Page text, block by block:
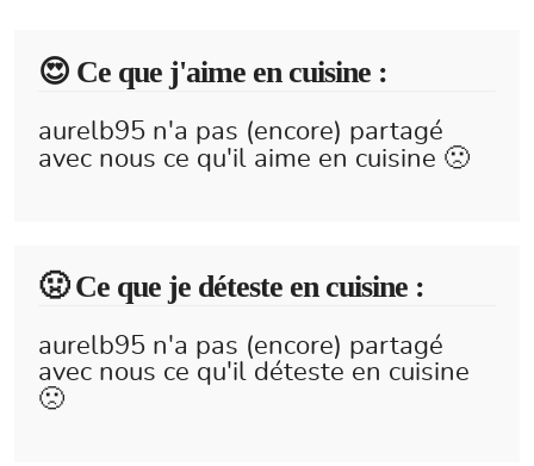
😍️ Ce que j'aime en cuisine :
aurelb95 n'a pas (encore) partagé
avec nous ce qu'il aime en cuisine 🙁
🤢 Ce que je déteste en cuisine :
aurelb95 n'a pas (encore) partagé
avec nous ce qu'il déteste en cuisine
🙁